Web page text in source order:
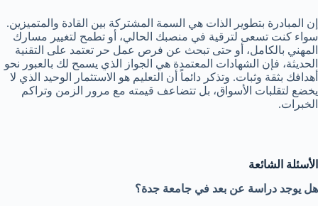
إن المبادرة بتطوير الذات هي السمة المشتركة بين القادة والمتميزين.
سواء كنت تسعى لترقية في منصبك الحالي، أو تطمح لتغيير مسارك
المهني بالكامل، أو حتى تبحث عن فرص عمل حر تعتمد على التقنية
الحديثة، فإن الشهادات المعتمدة هي الجواز الذي يسمح لك بالعبور نحو
أهدافك بثقة وثبات. وتذكر دائماً أن التعليم هو الاستثمار الوحيد الذي لا
يخضع لتقلبات الأسواق، بل تتضاعف قيمته مع مرور الزمن وتراكم
الخبرات.
الأسئلة الشائعة
هل يوجد دراسة عن بعد في جامعة جدة؟